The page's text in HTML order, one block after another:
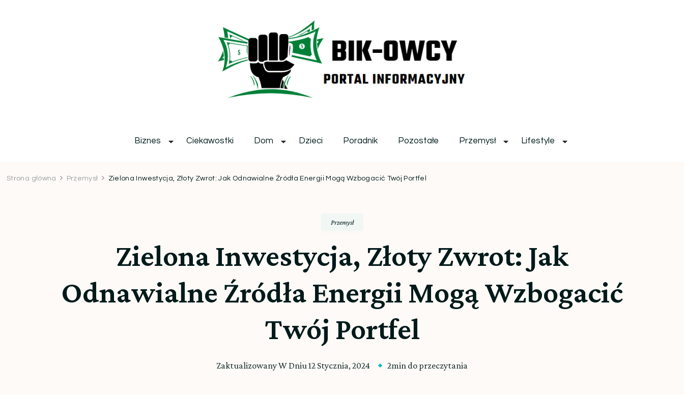
Biznes Ciekawostki Dom Dzieci Poradnik Pozostałe Przemysł Lifestyle
Strona główna Przemysł Zielona Inwestycja, Złoty Zwrot: Jak Odnawialne Źródła Energii Mogą Wzbogacić Twój Portfel
Przemysł
Zielona Inwestycja, Złoty Zwrot: Jak
Odnawialne Źródła Energii Mogą Wzbogacić
Twój Portfel
Zaktualizowany W Dniu 12 Stycznia, 2024 2min do przeczytania